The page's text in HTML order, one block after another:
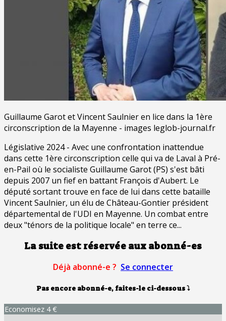
Guillaume Garot et Vincent Saulnier en lice dans la 1ère
circonscription de la Mayenne - images leglob-journal.fr
Législative 2024 - Avec une confrontation inattendue
dans cette 1ère circonscription celle qui va de Laval à Pré-
en-Pail où le socialiste Guillaume Garot (PS) s'est bâti
depuis 2007 un fief en battant François d'Aubert. Le
député sortant trouve en face de lui dans cette bataille
Vincent Saulnier, un élu de Château-Gontier président
départemental de l'UDI en Mayenne. Un combat entre
deux "ténors de la politique locale" en terre ce...
La suite est réservée aux abonné-es
Déjà abonné-e ? Se connecter
Pas encore abonné-e, faites-le ci-dessous⤵
Economisez 4 €